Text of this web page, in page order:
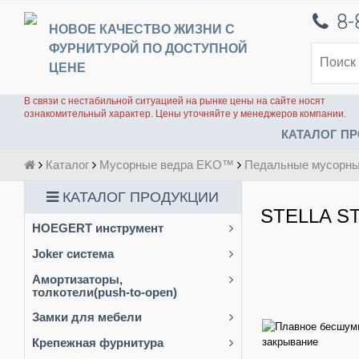
НОВОЕ КАЧЕСТВО ЖИЗНИ С
ФУРНИТУРОЙ ПО ДОСТУПНОЙ
ЦЕНЕ
В связи с нестабильной ситуацией на рынке цены на сайте носят
ознакомительный характер. Цены уточняйте у менеджеров компании.
КАТАЛОГ
Каталог Мусорные ведра EKO™ Педальные
КАТАЛОГ ПРОДУКЦИИ
HOEGERT инструмент
Биты
Ручной инструмент
Сверла и пилки для лобзика
Joker система
Система Joker
Амортизаторы,
толкотели(push-to-open)
Толкатель push-to-open
Мебельные доводчики
Замки для мебели
Барная стойка
Крепежная фурнитура
STELLA